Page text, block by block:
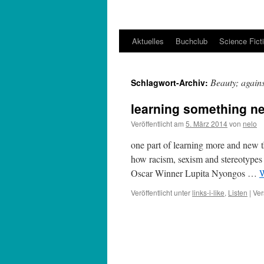
Aktuelles Buchclub Science
Schlagwort-Archiv: Beauty;
learning something
Veröffentlicht am 5. März 2014von nelo
one part of learning more and new
how racism, sexism and
Oscar Winner Lupita Nyongos …
Veröffentlicht unterlinks-i-like, Listen |